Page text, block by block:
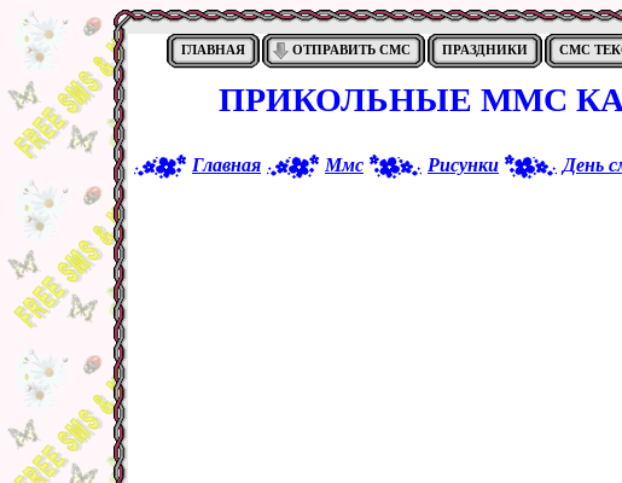
ГЛАВНАЯ ОТПРАВИТЬ СМС ПРАЗДНИКИ СМС
ПРИКОЛЬНЫЕ ММС
Главная Ммс Рисунки День